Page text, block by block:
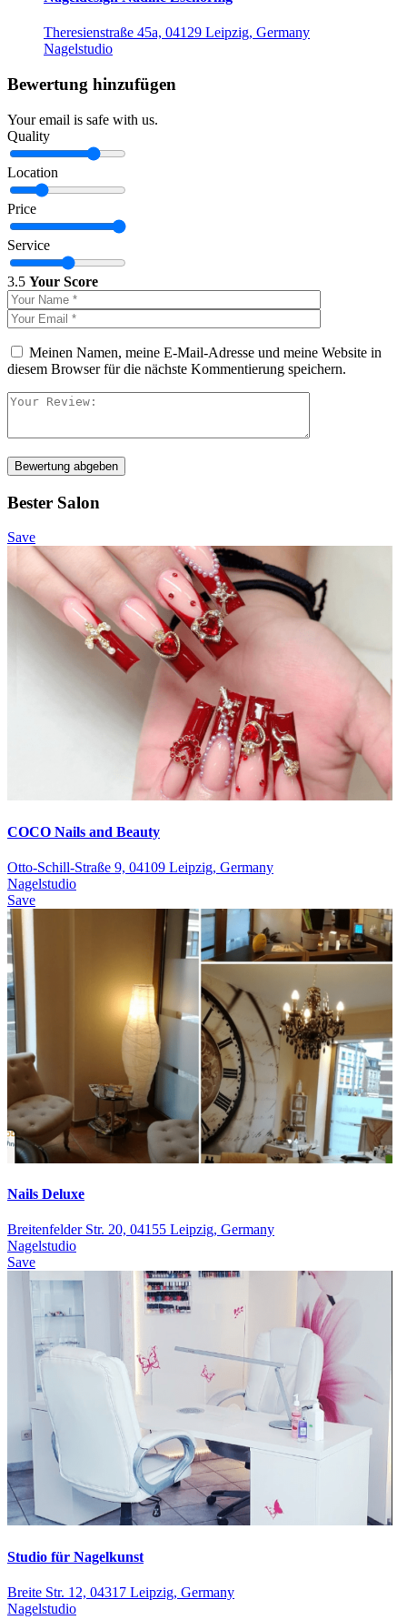
Theresienstraße 45a, 04129 Leipzig, Germany
Nagelstudio
Bewertung hinzufügen
Your email is safe with us.
Quality
Location
Price
Service
3.5 Your Score
Meinen Namen, meine E-Mail-Adresse und meine Website in
diesem Browser für die nächste Kommentierung speichern.
Bewertung abgeben
Bester Salon
Save
COCO Nails and Beauty
Otto-Schill-Straße 9, 04109 Leipzig, Germany
Nagelstudio
Save
Nails Deluxe
Breitenfelder Str. 20, 04155 Leipzig, Germany
Nagelstudio
Save
Studio für Nagelkunst
Breite Str. 12, 04317 Leipzig, Germany
Nagelstudio